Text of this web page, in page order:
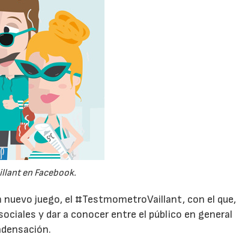
en Facebook.
nuevo juego, el #TestmometroVaillant, con el que,
y dar a conocer entre el público en general